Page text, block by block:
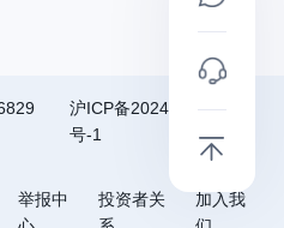
沪ICP备2024090791
号-1
举报中
投资者关
加入我